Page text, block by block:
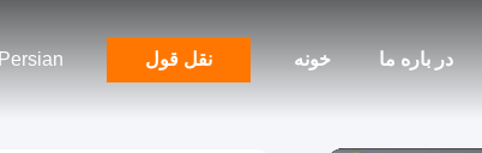
خونه در باره ما نقل قول Persian